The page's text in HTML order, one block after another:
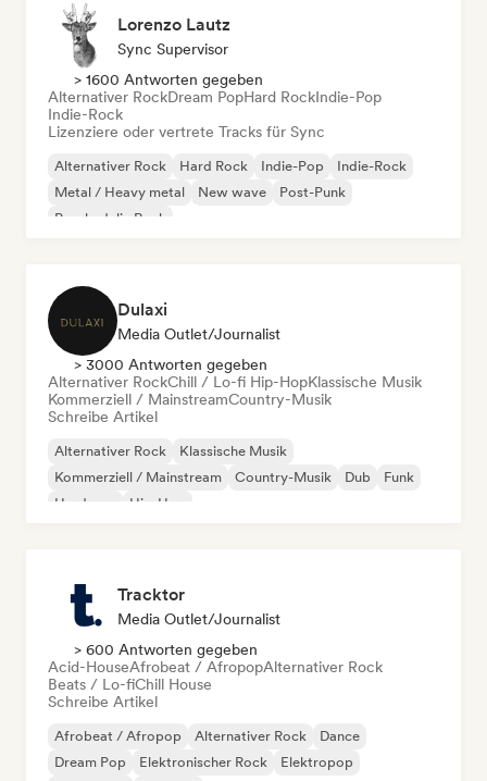
Lorenzo Lautz
Sync Supervisor
> 1600 Antworten gegeben
Alternativer RockDream PopHard RockIndie-Pop
Indie-Rock
Lizenziere oder vertrete Tracks für Sync
Alternativer Rock Hard Rock Indie-Pop
Indie-Rock
Metal / Heavy metal
New wave
Post-Punk
Psychedelic Rock
Dulaxi
Media Outlet/Journalist
> 3000 Antworten gegeben
Alternativer RockChill / Lo-fi Hip-HopKlassische Musik
Kommerziell / MainstreamCountry-Musik
Schreibe Artikel
Alternativer Rock
Klassische Musik
Kommerziell / Mainstream
Country-Musik Dub
Funk
Hardcore
Hip-Hop
Tracktor
Media Outlet/Journalist
> 600 Antworten gegeben
Acid-HouseAfrobeat / AfropopAlternativer Rock
Beats / Lo-fiChill House
Schreibe Artikel
Afrobeat / Afropop Alternativer Rock
Dance
Dream Pop
Elektronischer Rock
Elektropop